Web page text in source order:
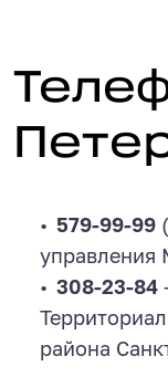
579-99-99
управления
308-23-84
района